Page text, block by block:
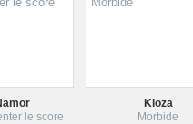
le score
Kioza
Morbide